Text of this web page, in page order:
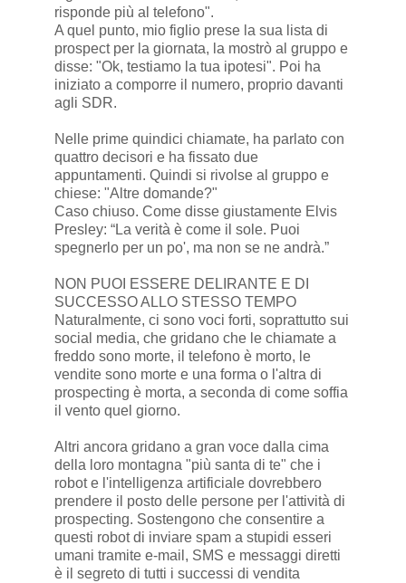
risponde più al telefono".
A quel punto, mio figlio prese la sua lista di
prospect per la giornata, la mostrò al gruppo e
disse: "Ok, testiamo la tua ipotesi". Poi ha
iniziato a comporre il numero, proprio davanti
agli SDR.
Nelle prime quindici chiamate, ha parlato con
quattro decisori e ha fissato due
appuntamenti. Quindi si rivolse al gruppo e
chiese: "Altre domande?"
Caso chiuso. Come disse giustamente Elvis
Presley: “La verità è come il sole. Puoi
spegnerlo per un po', ma non se ne andrà.”
NON PUOI ESSERE DELIRANTE E DI
SUCCESSO ALLO STESSO TEMPO
Naturalmente, ci sono voci forti, soprattutto sui
social media, che gridano che le chiamate a
freddo sono morte, il telefono è morto, le
vendite sono morte e una forma o l'altra di
prospecting è morta, a seconda di come soffia
il vento quel giorno.
Altri ancora gridano a gran voce dalla cima
della loro montagna "più santa di te" che i
robot e l'intelligenza artificiale dovrebbero
prendere il posto delle persone per l'attività di
prospecting. Sostengono che consentire a
questi robot di inviare spam a stupidi esseri
umani tramite e-mail, SMS e messaggi diretti
è il segreto di tutti i successi di vendita